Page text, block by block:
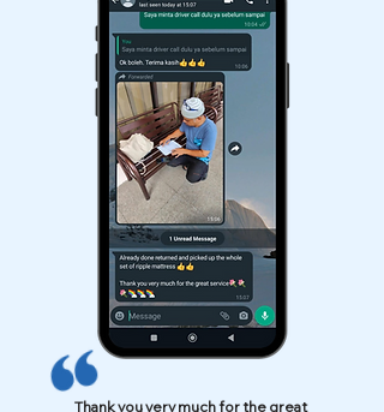
Thank you very much for the great